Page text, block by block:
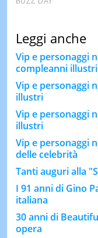
Leggi anche
Vip e personaggi
compleanni illustri
Vip e personaggi
illustri
Vip e personaggi
illustri
Vip e personaggi
delle celebrità
Tanti auguri alla
I 91 anni di Gino
italiana
30 anni di
opera